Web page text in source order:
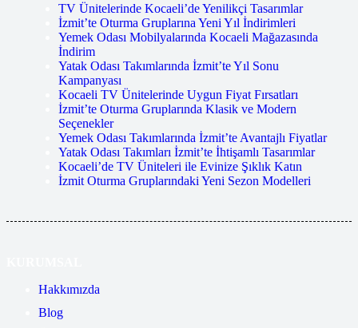
TV Ünitelerinde Kocaeli’de Yenilikçi Tasarımlar
İzmit’te Oturma Gruplarına Yeni Yıl İndirimleri
Yemek Odası Mobilyalarında Kocaeli Mağazasında
İndirim
Yatak Odası Takımlarında İzmit’te Yıl Sonu
Kampanyası
Kocaeli TV Ünitelerinde Uygun Fiyat Fırsatları
İzmit’te Oturma Gruplarında Klasik ve Modern
Seçenekler
Yemek Odası Takımlarında İzmit’te Avantajlı Fiyatlar
Yatak Odası Takımları İzmit’te İhtişamlı Tasarımlar
Kocaeli’de TV Üniteleri ile Evinize Şıklık Katın
İzmit Oturma Gruplarındaki Yeni Sezon Modelleri
Hakkımızda
Blog